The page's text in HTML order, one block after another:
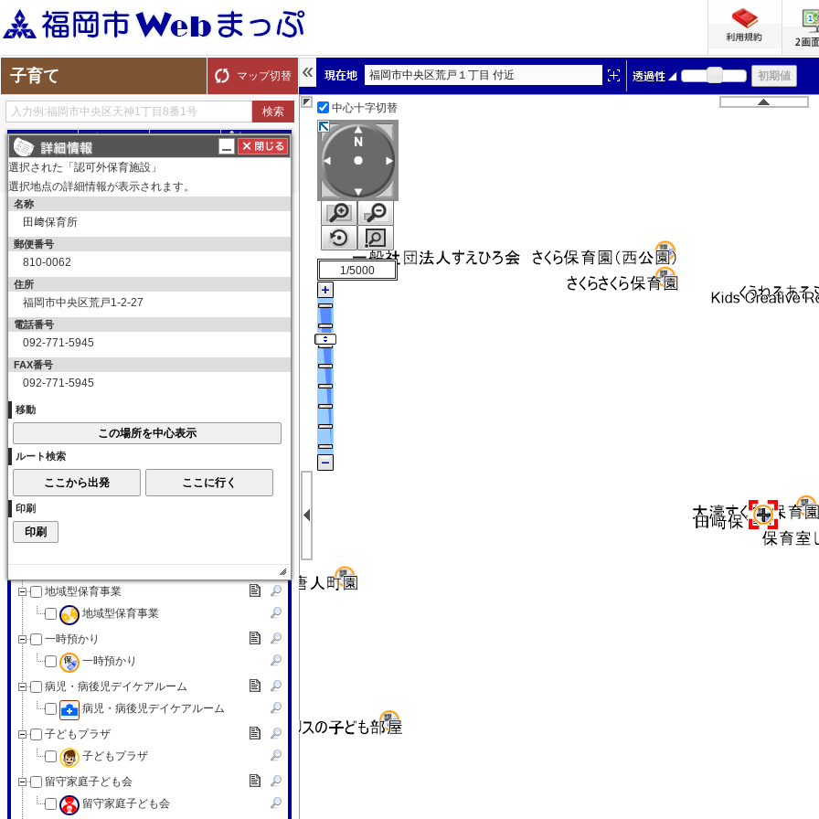
子育て マップ切替
探す ルート
子育て
保育所（園）
保育所（園）
幼稚園
育児サークル
子育て交流サロン
子育て（その他）
子育て（その他）
赤ちゃんの駅
認可外保育施設
認可外保育施設
地域型保育事業
地域型保育事業
一時預かり
一時預かり
病児・病後児デイケアルーム
病児・病後児デイケアルーム
子どもプラザ
子どもプラザ
留守家庭子ども会
留守家庭子ども会
福岡市中央区荒戸１丁目 付近
中心十字切替
1/5000
選択された「認可外保育施設」
選択地点の詳細情報が表示されます。
名称
田﨑保育所
郵便番号
810-0062
住所
福岡市中央区荒戸1-2-27
電話番号
092-771-5945
FAX番号
092-771-5945
移動
ルート検索
印刷